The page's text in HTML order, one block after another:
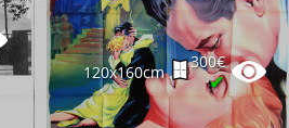
120x160cm
300€
✔